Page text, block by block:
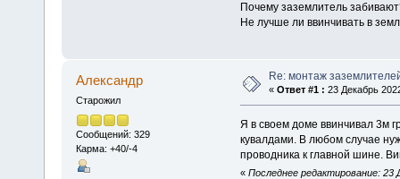
Почему заземлитель
Не лучше ли ввинчивать в
Алексaндр
Старожил
Сообщений: 329
Карма: +40/-4
Re: монтаж
« Ответ #1 : 23 Декабрь
Я в своем доме ввинчивал 3м
кувалдами. В любом случае
проводника к главной шине.
« Последнее редактирование: 23